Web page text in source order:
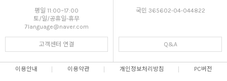
평일 11:00~17:00
토/일/공휴일-휴무
7language@naver.com
고객센터 연결
국민 365602-04-044822
Q&A
이용안내 이용약관 개인정보처리방침 PC버전